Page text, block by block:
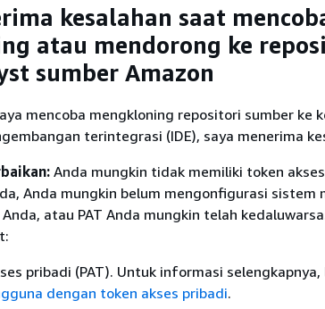
kesalahan saat
atau mendorong ke
sumber Amazon
mencoba mengkloning repositori sumber ke
terintegrasi (IDE), saya menerima
Anda mungkin tidak memiliki token
Anda mungkin belum mengonfigurasi sistem
atau PAT Anda mungkin telah
pribadi (PAT). Untuk informasi
dengan token akses pribadi.